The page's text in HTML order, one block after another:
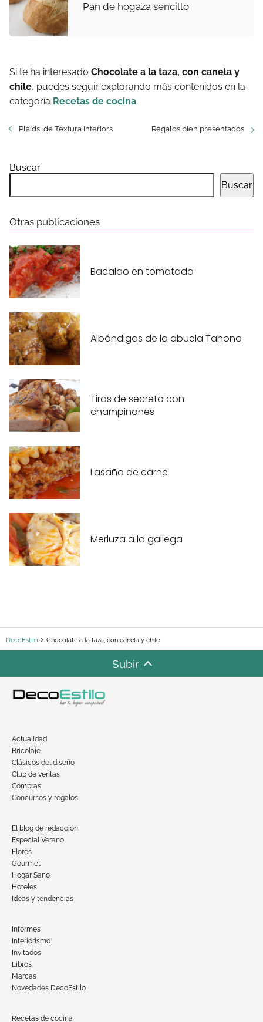
Pan de hogaza sencillo
Si te ha interesado Chocolate a la taza, con canela y
chile, puedes seguir explorando más contenidos en la
categoría Recetas de cocina.
Plaids, de Textura Interiors Regalos bien presentados
Buscar
Buscar
Otras publicaciones
Bacalao en tomatada
Albóndigas de la abuela Tahona
Tiras de secreto con
champiñones
Lasaña de carne
Merluza a la gallega
DecoEstilo Chocolate a la taza, con canela y chile
Subir
Actualidad
Bricolaje
Clásicos del diseño
Club de ventas
Compras
Concursos y regalos
El blog de redacción
Especial Verano
Flores
Gourmet
Hogar Sano
Hoteles
Ideas y tendencias
Informes
Interiorismo
Invitados
Libros
Marcas
Novedades DecoEstilo
Recetas de cocina